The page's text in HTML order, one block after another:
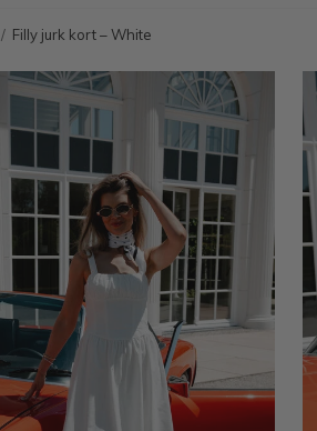
Filly jurk kort – White